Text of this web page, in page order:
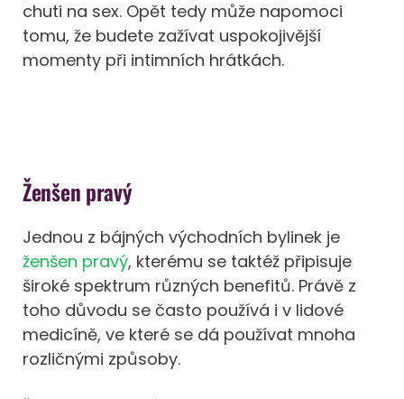
chuti na sex. Opět tedy může napomoci
tomu, že budete zažívat uspokojivější
momenty při intimních hrátkách.
Ženšen pravý
Jednou z bájných východních bylinek je
ženšen pravý, kterému se taktéž připisuje
široké spektrum různých benefitů. Právě z
toho důvodu se často používá i v lidové
medicíně, ve které se dá používat mnoha
rozličnými způsoby.